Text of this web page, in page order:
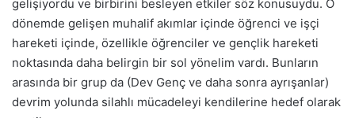
gelişiyordu ve birbirini besleyen etkiler söz konusuydu. O
dönemde gelişen muhalif akımlar içinde öğrenci ve işçi
hareketi içinde, özellikle öğrenciler ve gençlik hareketi
noktasında daha belirgin bir sol yönelim vardı. Bunların
arasında bir grup da (Dev Genç ve daha sonra ayrışanlar)
devrim yolunda silahlı mücadeleyi kendilerine hedef olarak